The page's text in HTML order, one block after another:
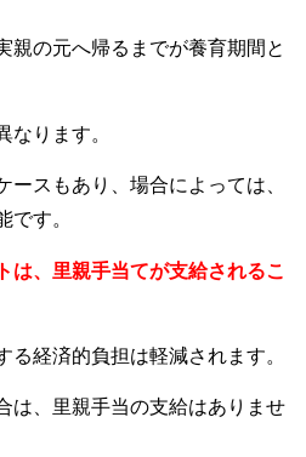
親の元へ帰るまでが養育期間と
なります。
スもあり、場合によっては、
です。
は、里親手当てが支給されるこ
る経済的負担は軽減されます。
は、里親手当の支給はありませ